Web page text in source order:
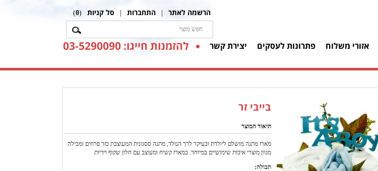
הרשמה לאתר התחברות סל קניות (
0
)
אזורי משלוח פתרונות לעסקים יצירת קשר להזמנות חייגו: 03-5290090
בייבי זר
תיאור המוצר
מארז מתנה מושלם ליולדת ובעיקר לרך הנולד, מתנה ססגונית המעוצבת כזר פרחים ומכילה
מגוון מוצרי איכות שימושיים במיוחד. במארז קשיח ומעוצב עם חלון שקוף וידיות
תכולה: